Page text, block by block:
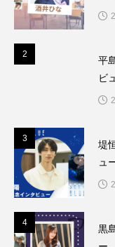
2
平
ビ
3
堤
ュ
4
黒